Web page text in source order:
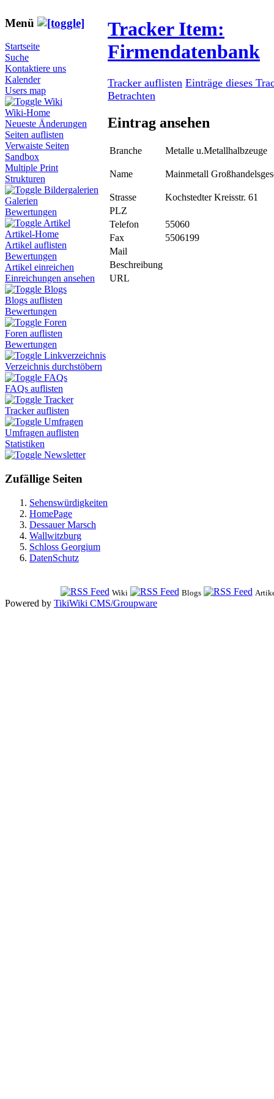
Menü
Startseite
Suche
Kontaktiere uns
Kalender
Users map
Wiki
Wiki-Home
Neueste Änderungen
Seiten auflisten
Verwaiste Seiten
Sandbox
Multiple Print
Strukturen
Bildergalerien
Galerien
Bewertungen
Artikel
Artikel-Home
Artikel auflisten
Bewertungen
Artikel einreichen
Einreichungen ansehen
Blogs
Blogs auflisten
Bewertungen
Foren
Foren auflisten
Bewertungen
Linkverzeichnis
Verzeichnis durchstöbern
FAQs
FAQs auflisten
Tracker
Tracker auflisten
Umfragen
Umfragen auflisten
Statistiken
Newsletter
Zufällige Seiten
Sehenswürdigkeiten
HomePage
Dessauer Marsch
Wallwitzburg
Schloss Georgium
DatenSchutz
Tracker Item:
Firmendatenbank
Tracker auflisten Einträge dieses
Betrachten
Eintrag ansehen
Branche Metalle u.Metallhalbzeuge
Name Mainmetall
Strasse
Kochstedter Kreisstr. 61
PLZ
Telefon
55060
Fax
5506199
Mail
Beschreibung
URL
Wiki Blogs
Powered by TikiWiki CMS/Groupware